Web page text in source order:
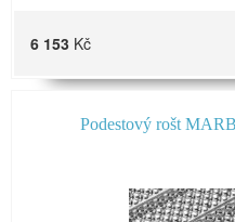
6 153 Kč
Podestový rošt